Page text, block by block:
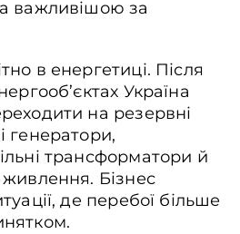
важливішою за
в енергетиці. Після
Україна
на резервні
генератори,
трансформатори й
Бізнес
де перебої більше